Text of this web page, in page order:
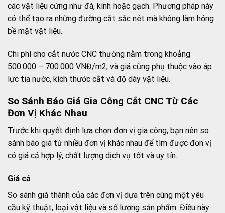
các vật liệu cứng như đá, kính hoặc gạch. Phương pháp này
có thể tạo ra những đường cắt sắc nét mà không làm hỏng
bề mặt vật liệu.
Chi phí cho cắt nước CNC thường nằm trong khoảng
500.000 – 700.000 VNĐ/m2, và giá cũng phụ thuộc vào áp
lực tia nước, kích thước cắt và độ dày vật liệu.
So Sánh Báo Giá Gia Công Cắt CNC Từ Các
Đơn Vị Khác Nhau
Trước khi quyết định lựa chọn đơn vị gia công, bạn nên so
sánh báo giá từ nhiều đơn vị khác nhau để tìm được đơn vị
có giá cả hợp lý, chất lượng dịch vụ tốt và uy tín.
Giá cả
So sánh giá thành của các đơn vị dựa trên cùng một yêu
cầu kỹ thuật, loại vật liệu và số lượng sản phẩm. Điều này